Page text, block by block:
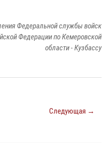
Федеральной службы войск
Федерации по Кемеровской
области - Кузбассу
Следующая →